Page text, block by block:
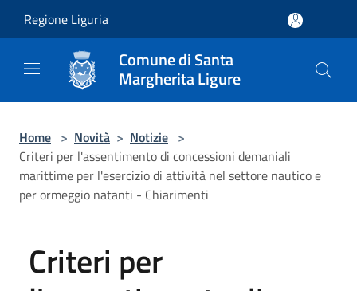
Regione Liguria
Comune di Santa
Margherita Ligure
Home > Novità > Notizie >
Criteri per l'assentimento di concessioni demaniali
marittime per l'esercizio di attività nel settore nautico e
per ormeggio natanti - Chiarimenti
Criteri per